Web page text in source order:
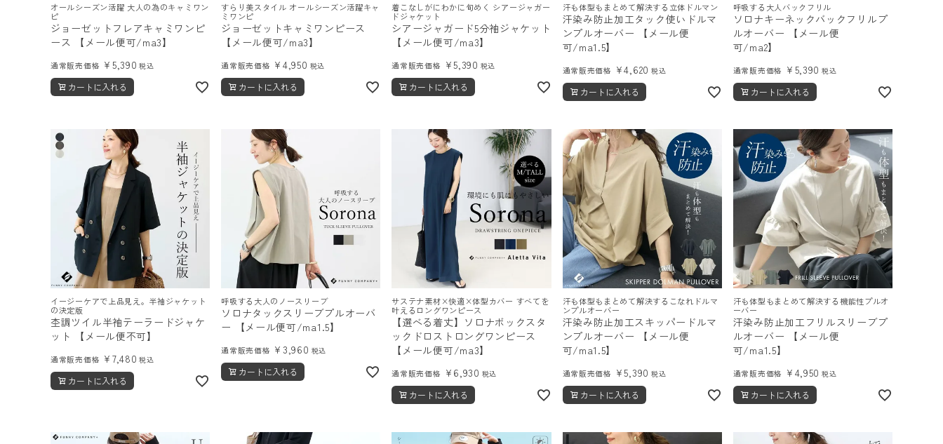
オールシーズン活躍 大人の為のキャミワン
ピ
ジョーゼットフレアキャミワンピ
ース 【メール便可/ma3】
通常販売価格 ¥ 5,390 税込
カートに入れる
すらり美スタイル オールシーズン活躍キャ
ミワンピ
ジョーゼットキャミワンピース
【メール便可/ma3】
通常販売価格 ¥4,950 税込
カートに入れる
着こなしがにわかに旬めく シアージャガー
ドジャケット
シアージャガード5分袖ジャケット
【メール便可/ma3】
通常販売価格 ¥5,390 税込
カートに入れる
汗も体型もまとめて解決する立体ドルマン
汗染み防止加工タック使いドルマ
ンプルオーバー 【メール便
可/ma1.5】
通常販売価格 ¥4,620 税込
カートに入れる
呼吸する大人バックフリル
ソロナキーネックバックフリルプ
ルオーバー 【メール便
可/ma2】
通常販売価格 ¥ 5,390 税込
カートに入れる
イージーケアで上品見え。半袖ジャケット
の決定版
杢調ツイル半袖テーラードジャケ
ット 【メール便不可】
通常販売価格 ¥ 7,480 税込
カートに入れる
呼吸する大人のノースリーブ
ソロナタックスリーブプルオーバ
ー 【メール便可/ma1.5】
通常販売価格 ¥3,960 税込
カートに入れる
サステナ素材×快適×体型カバー すべてを
叶えるロングワンピース
【選べる着丈】ソロナボックスタ
ックドロストロングワンピース
【メール便可/ma3】
通常販売価格 ¥ 6,930 税込
カートに入れる
汗も体型もまとめて解決するこなれドルマ
ンプルオーバー
汗染み防止加工スキッパードルマ
ンプルオーバー 【メール便
可/ma1.5】
通常販売価格 ¥5,390 税込
カートに入れる
汗も体型もまとめて解決する機能性プルオ
ーバー
汗染み防止加工フリルスリーブプ
ルオーバー 【メール便
可/ma1.5】
通常販売価格 ¥ 4,950 税込
カートに入れる